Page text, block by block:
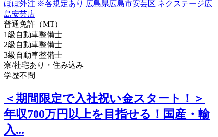
普通免許（MT）
1級自動車整備士
2級自動車整備士
3級自動車整備士
寮/社宅あり・住み込み
学歴不問
＜期間限定で入社祝い金スタート！＞
年収700万円以上を目指せる！国産・輸
入...